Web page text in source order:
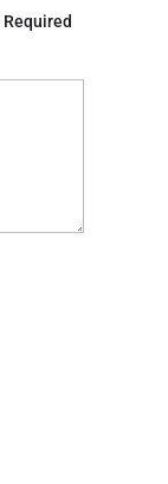
Required